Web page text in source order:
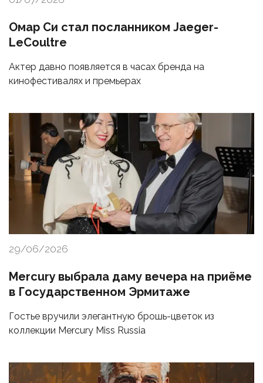
Омар Си стал посланником Jaeger-
LeCoultre
Актер давно появляется в часах бренда на
кинофестивалях и премьерах
29/06/2026
Mercury выбрала даму вечера на приёме
в Государственном Эрмитаже
Гостье вручили элегантную брошь-цветок из
коллекции Mercury Miss Russia